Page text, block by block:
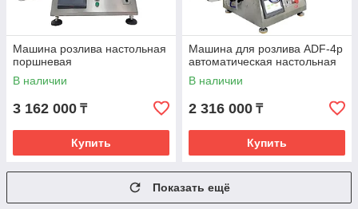
Машина розлива настольная
поршневая
В наличии
3 162 000 ₸
Купить
Машина для розлива ADF-4p
автоматическая настольная
В наличии
2 316 000 ₸
Купить
Показать ещё